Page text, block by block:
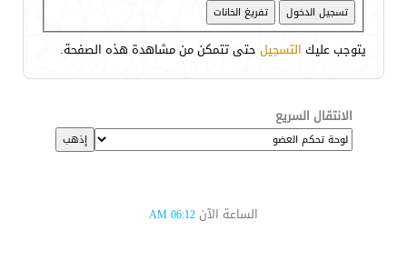
يتوجب عليك التسجيل حتى تتمكن من مشاهدة هذه الصفحة.
الانتقال السريع
الساعة الآن 06:12 AM